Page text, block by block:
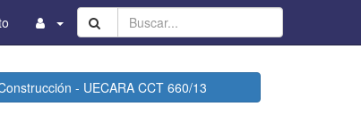
Buscar...
- UECARA CCT 660/13